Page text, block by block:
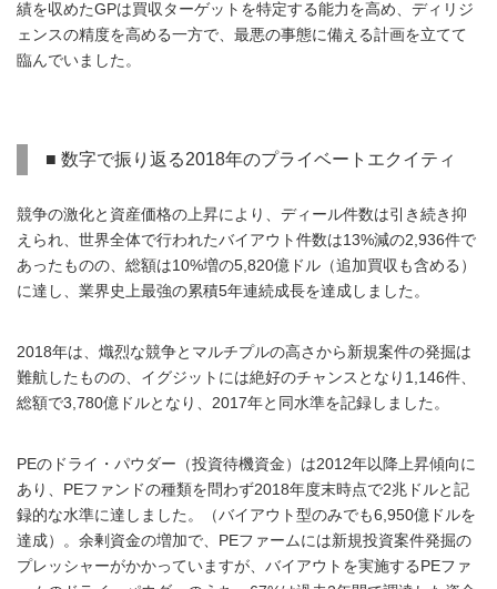
績を収めたGPは買収ターゲットを特定する能力を高め、ディリジ
ェンスの精度を高める一方で、最悪の事態に備える計画を立てて
臨んでいました。
■ 数字で振り返る2018年のプライベートエクイティ
競争の激化と資産価格の上昇により、ディール件数は引き続き抑
えられ、世界全体で行われたバイアウト件数は13%減の2,936件で
あったものの、総額は10%増の5,820億ドル（追加買収も含める）
に達し、業界史上最強の累積5年連続成長を達成しました。
2018年は、熾烈な競争とマルチプルの高さから新規案件の発掘は
難航したものの、イグジットには絶好のチャンスとなり1,146件、
総額で3,780億ドルとなり、2017年と同水準を記録しました。
PEのドライ・パウダー（投資待機資金）は2012年以降上昇傾向に
あり、PEファンドの種類を問わず2018年度末時点で2兆ドルと記
録的な水準に達しました。（バイアウト型のみでも6,950億ドルを
達成）。余剰資金の増加で、PEファームには新規投資案件発掘の
プレッシャーがかかっていますが、バイアウトを実施するPEファ